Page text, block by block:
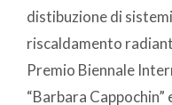
distibuzione di
riscaldamento
Premio Biennale
“Barbara